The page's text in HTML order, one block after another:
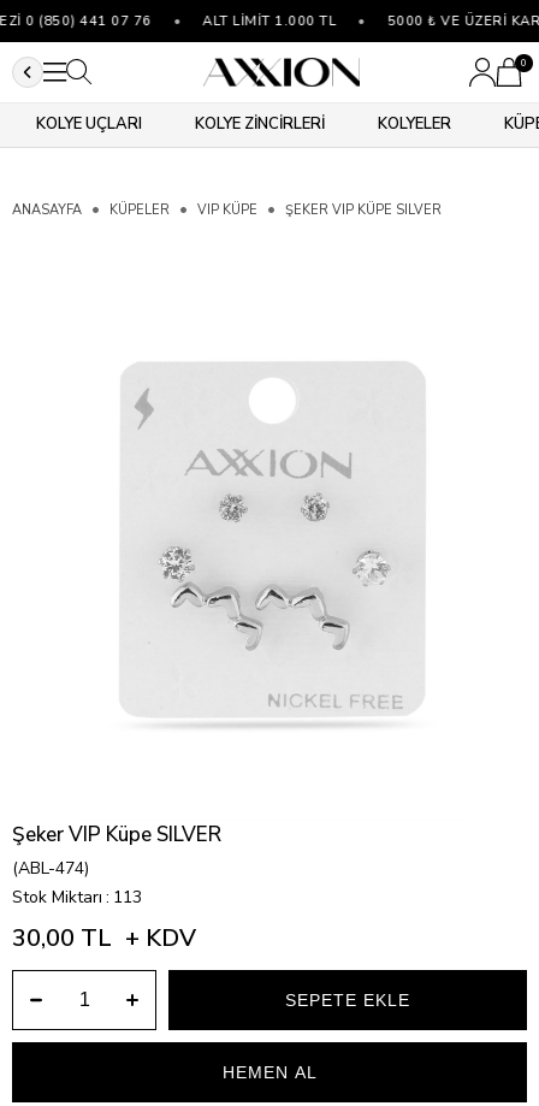
0 (850) 441 07 76 ALT LİMİT 1.000 TL 5000 ₺ VE ÜZERİ
0
KOLYE UÇLARI KOLYE ZİNCİRLERİ KOLYELER
ANASAYFA KÜPELER VIP KÜPE ŞEKER VIP KÜPE SILVER
Şeker VIP Küpe SILVER
(ABL-474)
Stok Miktarı : 113
30,00 TL + KDV